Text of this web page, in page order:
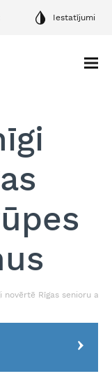
Iestatījumi
novērtē Rīgas senioru